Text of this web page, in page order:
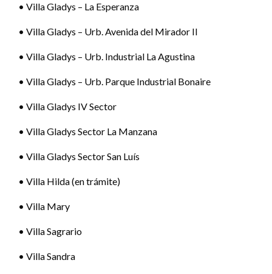
• Villa Gladys – La Esperanza
• Villa Gladys – Urb. Avenida del Mirador II
• Villa Gladys – Urb. Industrial La Agustina
• Villa Gladys – Urb. Parque Industrial Bonaire
• Villa Gladys IV Sector
• Villa Gladys Sector La Manzana
• Villa Gladys Sector San Luís
• Villa Hilda (en trámite)
• Villa Mary
• Villa Sagrario
• Villa Sandra